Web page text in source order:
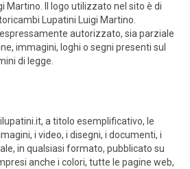
Martino. Il logo utilizzato nel sito è di
Lupatini Luigi Martino.
autorizzato, sia parziale
immagini, loghi o segni presenti sul
di legge.
a titolo esemplificativo, le
i video, i disegni, i documenti, i
in qualsiasi formato, pubblicato su
anche i colori, tutte le pagine web,